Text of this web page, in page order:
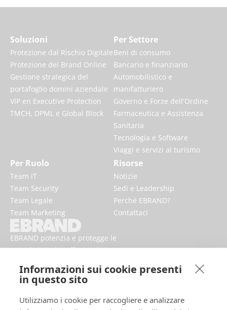
Informazioni sui cookie presenti
in questo sito
Utilizziamo i cookie per raccogliere e analizzare
EBRAND potenzia e protegge le
attività digitali, rafforzando la
presenza dei marchi online.
Soluzioni
Protezione dal Rischio Digitale
Protezione del Brand Online
Gestione strategica del
portafoglio domini aziendale
VIP en Executive Protection
TMCH, DPML e Global Block
Per Settore
Beni di consumo
Bancario e finanziario
Automobilistico e
manifatturiero
Governo e Forze dell'Ordine
Farmaceutica e Assistenza
Sanitaria
Tecnologia e Software
Viaggi e servizi al turismo
Per Ruolo
Team IT
Team Security
Team Legale
Team Marketing
Risorse
Notizie
Sedi e Leadership
Perché EBRAND?
Contattaci